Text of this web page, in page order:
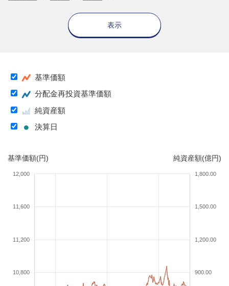
表示
基準価額
分配金再投資基準価額
純資産額
決算日
基準価額(円) 純資産額(億円)
10,800
11,200
11,600
12,000
1,200.00
900.00
1,500.00
1,800.00